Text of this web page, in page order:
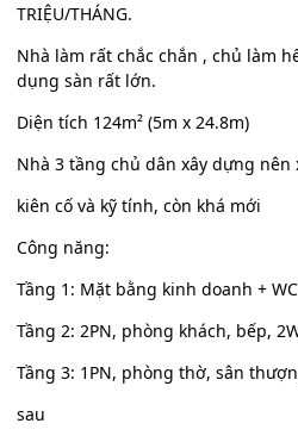
TRIỆU/THÁNG.
Nhà làm rất chắc chắn , chủ làm
dụng sàn rất lớn.
Diện tích 124m² (5m x 24.8m)
Nhà 3 tầng chủ dân xây dựng nên
kiên cố và kỹ tính, còn khá mới
Công năng:
Tầng 1: Mặt bằng kinh doanh + WC
Tầng 2: 2PN, phòng khách, bếp,
Tầng 3: 1PN, phòng thờ, sân
sau